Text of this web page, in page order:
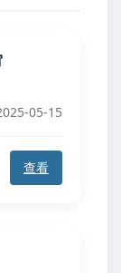
05-15
查看